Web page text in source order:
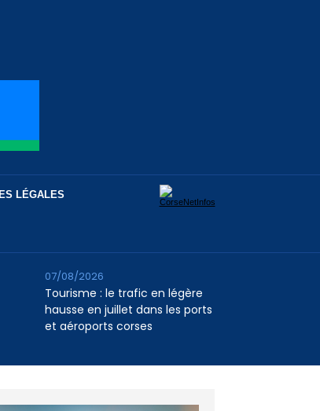
LÉGALES
Tourisme : le trafic en légère
hausse en juillet dans les ports
et aéroports corses
07/08/2026